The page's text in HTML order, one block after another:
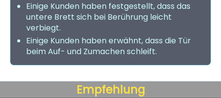
Einige Kunden haben festgestellt, dass das
untere Brett sich bei Berührung leicht
verbiegt.
Einige Kunden haben erwähnt, dass die Tür
beim Auf- und Zumachen schleift.
Empfehlung